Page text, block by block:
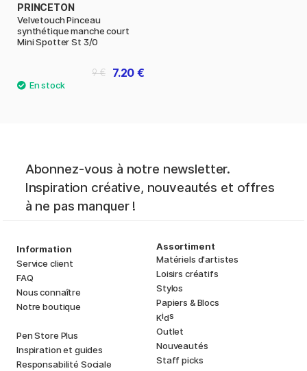
PRINCETON
Velvetouch Pinceau
synthétique manche court
Mini Spotter St 3/0
7.20 €
9 €
Abonnez-vous à notre newsletter.
Inspiration créative, nouveautés et offres
à ne pas manquer !
Information
Service client
FAQ
Nous connaître
Notre boutique
Pen Store Plus
Inspiration et guides
Responsabilité Sociale
Assortiment
Matériels d'artistes
Loisirs créatifs
Stylos
Papiers & Blocs
Kids
Outlet
Nouveautés
Staff picks